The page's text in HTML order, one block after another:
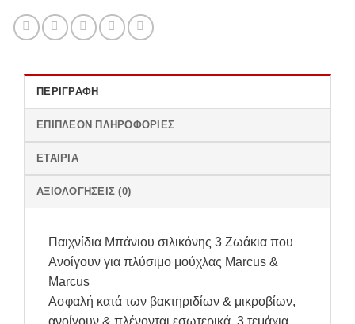
ΠΕΡΙΓΡΑΦΉ
ΕΠΙΠΛΈΟΝ ΠΛΗΡΟΦΟΡΊΕΣ
ΕΤΑΙΡΊΑ
ΑΞΙΟΛΟΓΉΣΕΙΣ (0)
Παιχνίδια Μπάνιου σιλικόνης 3 Ζωάκια που
Ανοίγουν για πλύσιμο μούχλας Marcus &
Marcus
Ασφαλή κατά των βακτηριδίων & μικροβίων,